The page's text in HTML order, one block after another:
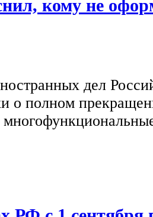
кому не
дел
о полном